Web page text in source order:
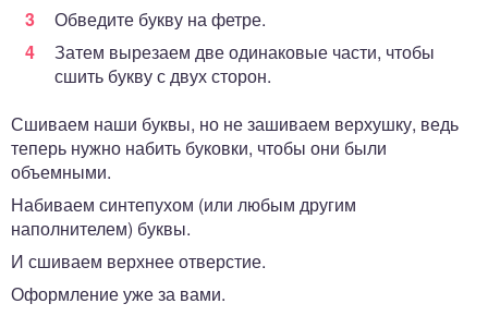
Обведите букву на фетре.
Затем вырезаем две одинаковые части, чтобы
сшить букву с двух сторон.
Сшиваем наши буквы, но не зашиваем верхушку, ведь
теперь нужно набить буковки, чтобы они были
объемными.
Набиваем синтепухом (или любым другим
наполнителем) буквы.
И сшиваем верхнее отверстие.
Оформление уже за вами.